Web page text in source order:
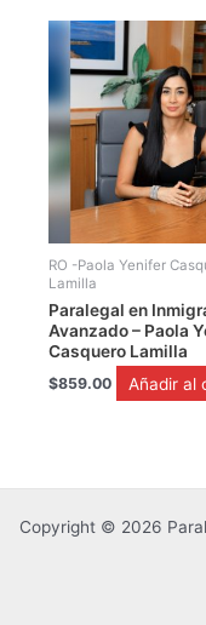
RO -Paola Yenifer
Lamilla
Paralegal en
Avanzado – Paola
Casquero Lamilla
$859.00 Añadir al
Copyright © 2026